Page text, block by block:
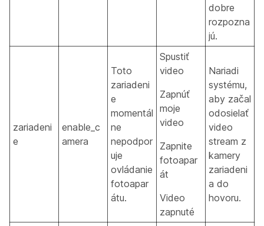
dobre
rozpozna
jú.
zariadeni
e
enable_c
amera
Toto
zariadeni
e
momentál
ne
nepodpor
uje
ovládanie
fotoapar
átu.
Spustiť
video
Zapnúť
moje
video
Zapnite
fotoapar
át
Video
zapnuté
Nariadi
systému,
aby začal
odosielať
video
stream z
kamery
zariadeni
a do
hovoru.